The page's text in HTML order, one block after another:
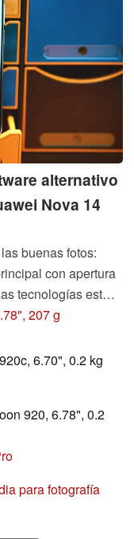
alternativo
Nova 14
buenas fotos:
con apertura
tecnologías están
gama alta
207 g
6.70", 0.2 kg
920, 6.78", 0.2
para fotografía